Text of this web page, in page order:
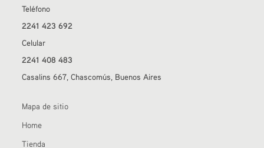
Teléfono
2241 423 692
Celular
2241 408 483
Casalins 667, Chascomús, Buenos Aires
Mapa de sitio
Home
Tienda